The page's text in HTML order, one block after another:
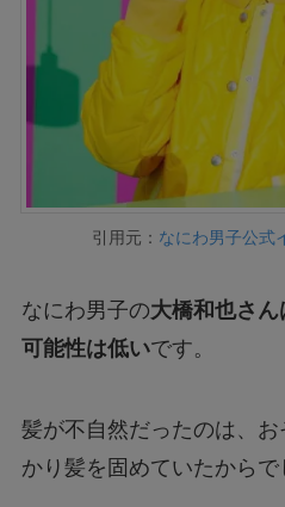
引用元： なにわ男子公式
なにわ男子の大橋和也さ
可能性は低いです。
髪が不自然だったのは、
かり髪を固めていたからで